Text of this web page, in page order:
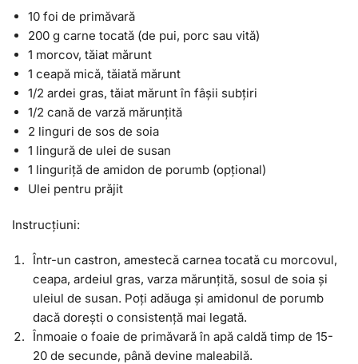
10 foi de primăvară
200 g carne tocată (de pui, porc sau vită)
1 morcov, tăiat mărunt
1 ceapă mică, tăiată mărunt
1/2 ardei gras, tăiat mărunt în fâșii subțiri
1/2 cană de varză mărunțită
2 linguri de sos de soia
1 lingură de ulei de susan
1 linguriță de amidon de porumb (opțional)
Ulei pentru prăjit
Instrucțiuni:
Într-un castron, amestecă carnea tocată cu morcovul,
ceapa, ardeiul gras, varza mărunțită, sosul de soia și
uleiul de susan. Poți adăuga și amidonul de porumb
dacă dorești o consistență mai legată.
Înmoaie o foaie de primăvară în apă caldă timp de 15-
20 de secunde, până devine maleabilă.